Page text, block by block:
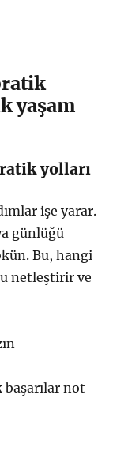
yaşam
yolları
işe yarar.
günlüğü
Bu, hangi
netleştirir ve
not